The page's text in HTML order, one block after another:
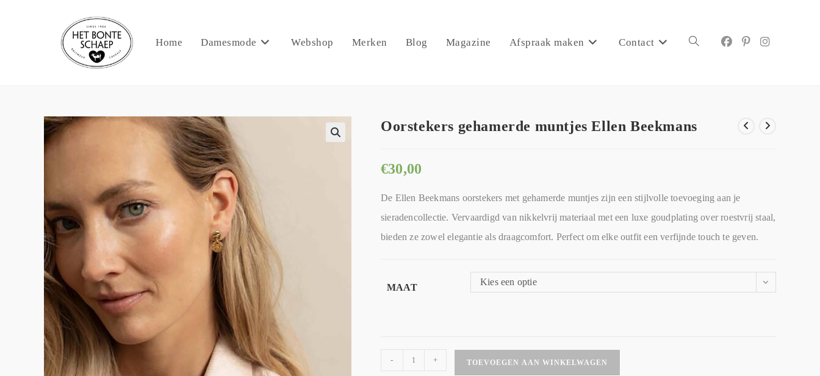
Home Damesmode Webshop Merken Blog Magazine Afspraak maken Contact
Oorstekers gehamerde muntjes Ellen Beekmans
€30,00
De Ellen Beekmans oorstekers met gehamerde muntjes zijn een stijlvolle toevoeging aan je
sieradencollectie. Vervaardigd van nikkelvrij materiaal met een luxe goudplating over roestvrij staal,
bieden ze zowel elegantie als draagcomfort. Perfect om elke outfit een verfijnde touch te geven.
MAAT
Kies een optie
- + TOEVOEGEN AAN WINKELWAGEN